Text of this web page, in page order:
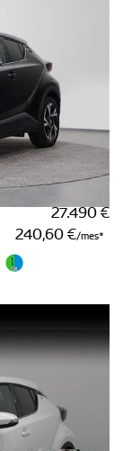
27.490 €
240,60 €/mes